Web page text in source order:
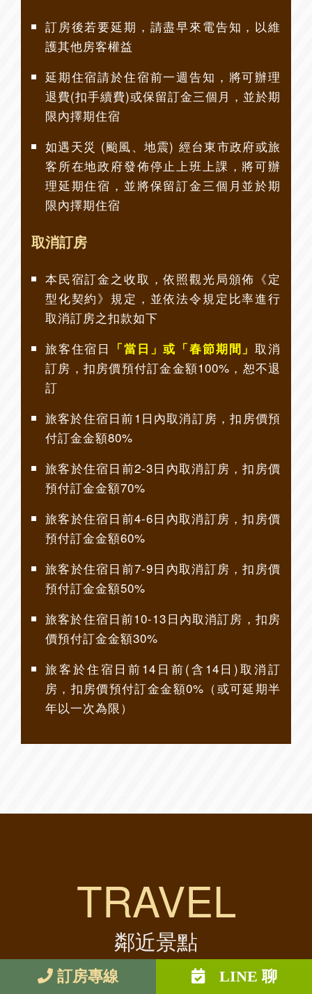
訂房後若要延期，請盡早來電告知，以維
護其他房客權益
延期住宿請於住宿前一週告知，將可辦理
退費(扣手續費)或保留訂金三個月，並於期
限內擇期住宿
如遇天災 (颱風、地震) 經台東市政府或旅
客所在地政府發佈停止上班上課，將可辦
理延期住宿，並將保留訂金三個月並於期
限內擇期住宿
取消訂房
本民宿訂金之收取，依照觀光局頒佈《定
型化契約》規定，並依法令規定比率進行
取消訂房之扣款如下
旅客住宿日
「當日」或「春節期間」取消
訂房，扣房價預付訂金金額100%，恕不退
訂
旅客於住宿日前1日內取消訂房，扣房價預
付訂金金額80%
旅客於住宿日前2-3日內取消訂房，扣房價
預付訂金金額70%
旅客於住宿日前4-6日內取消訂房，扣房價
預付訂金金額60%
旅客於住宿日前7-9日內取消訂房，扣房價
預付訂金金額50%
旅客於住宿日前10-13日內取消訂房，扣房
價預付訂金金額30%
旅客於住宿日前14日前(含14日)取消訂
房，扣房價預付訂金金額0%（或可延期半
年以一次為限）
TRAVEL
鄰近景點
訂房專線 LINE 聊